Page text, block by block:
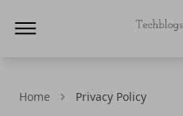
Home Privacy Policy